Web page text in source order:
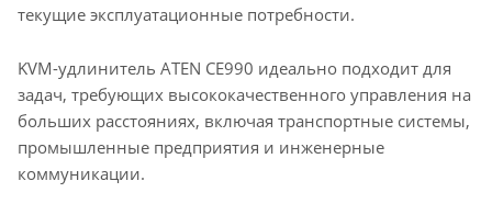
текущие эксплуатационные потребности.
KVM-удлинитель ATEN CE990 идеально подходит для
задач, требующих высококачественного управления на
больших расстояниях, включая транспортные системы,
промышленные предприятия и инженерные
коммуникации.